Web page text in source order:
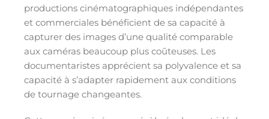
productions cinématographiques indépendantes
et commerciales bénéficient de sa capacité à
capturer des images d’une qualité comparable
aux caméras beaucoup plus coûteuses. Les
documentaristes apprécient sa polyvalence et sa
capacité à s’adapter rapidement aux conditions
de tournage changeantes.